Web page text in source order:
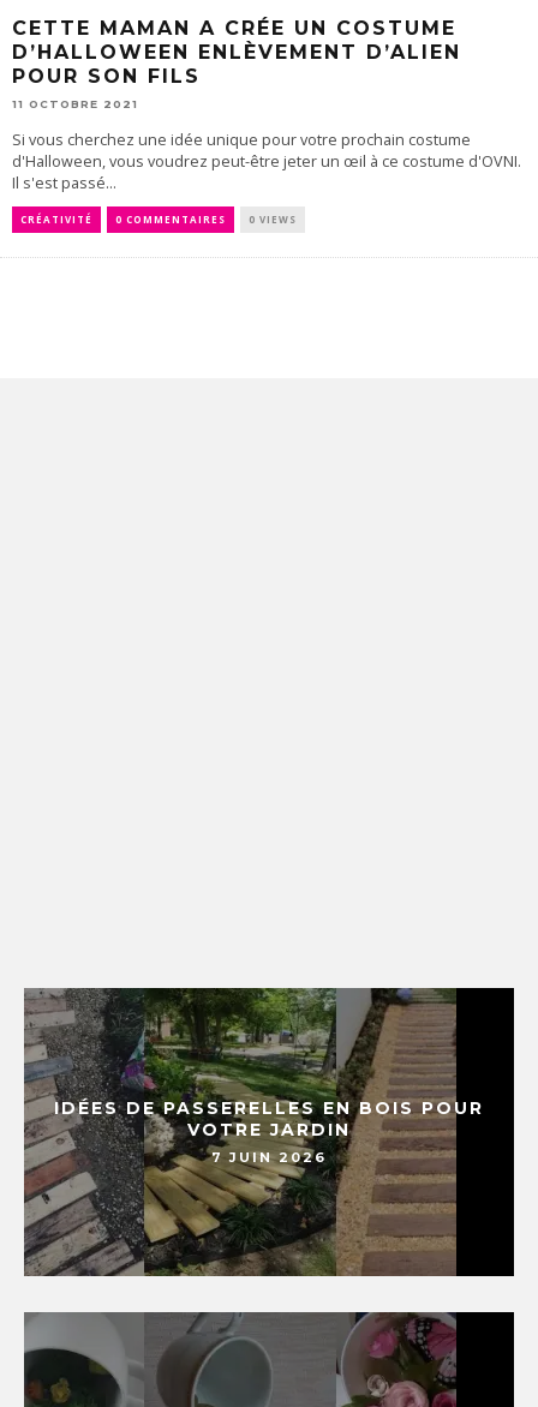
CETTE MAMAN A CRÉE UN COSTUME
D’HALLOWEEN ENLÈVEMENT D’ALIEN
POUR SON FILS
11 OCTOBRE 2021
Si vous cherchez une idée unique pour votre prochain costume
d'Halloween, vous voudrez peut-être jeter un œil à ce costume d'OVNI.
Il s'est passé...
CRÉATIVITÉ 0 COMMENTAIRES 0 VIEWS
IDÉES DE PASSERELLES EN BOIS POUR
VOTRE JARDIN
7 JUIN 2026